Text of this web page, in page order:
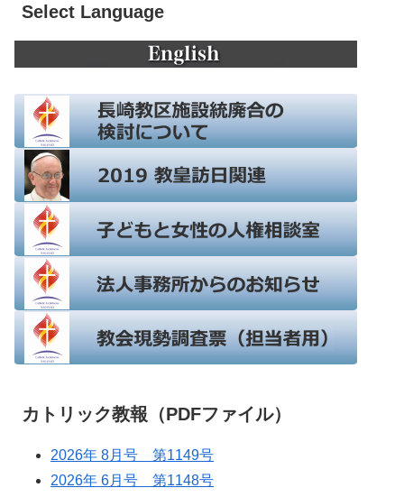
Select Language
カトリック教報（PDFファイル）
2026年 8月号 第1149号
2026年 6月号 第1148号